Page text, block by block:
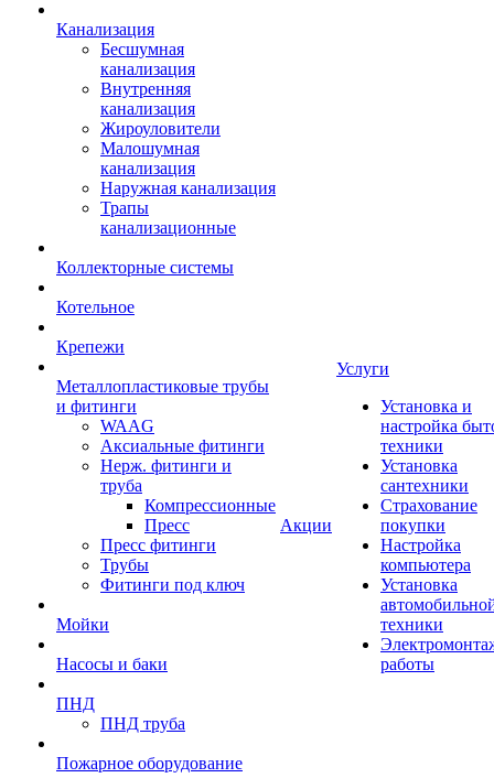
Канализация
Бесшумная
канализация
Внутренняя
канализация
Жироуловители
Малошумная
канализация
Наружная канализация
Трапы
канализационные
Коллекторные системы
Котельное
Крепежи
Металлопластиковые трубы
и фитинги
WAAG
Аксиальные фитинги
Нерж. фитинги и
труба
Компрессионные
Пресс
Пресс фитинги
Трубы
Фитинги под ключ
Мойки
Насосы и баки
ПНД
ПНД труба
Пожарное оборудование
Акции
Услуги
Установка и
настройка
техники
Установка
сантехники
Страхование
покупки
Настройка
компьютера
Установка
техники
работы